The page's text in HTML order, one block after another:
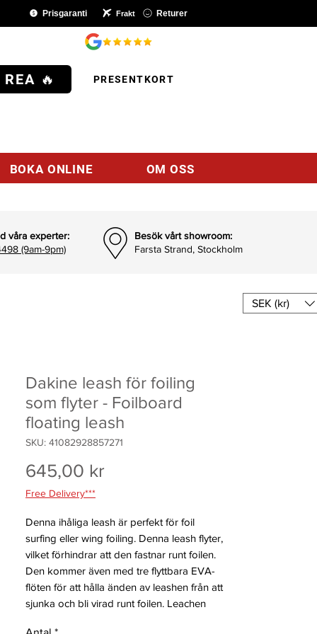
Frakt
Prisgaranti Returer
REA 🔥 PRESENTKORT
BOKA ONLINE OM OSS
våra experter:
(9am-9pm)
Besök vårt showroom:
Farsta Strand, Stockholm
Dakine leash för foiling
som flyter - Foilboard
floating leash
SKU: 41082928857271
645,00 kr
Free Delivery***
Denna ihåliga leash är perfekt för foil
surfing eller wing foiling. Denna leash flyter,
vilket förhindrar att den fastnar runt foilen.
Den kommer även med tre flyttbara EVA-
flöten för att hålla änden av leashen från att
sjunka och bli virad runt foilen. Leachen
SEK (kr)